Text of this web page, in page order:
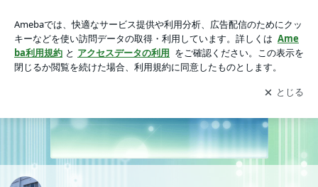
アプリをダウンロードして ブログの更新通知
を受け取りまし
ょう。
開く